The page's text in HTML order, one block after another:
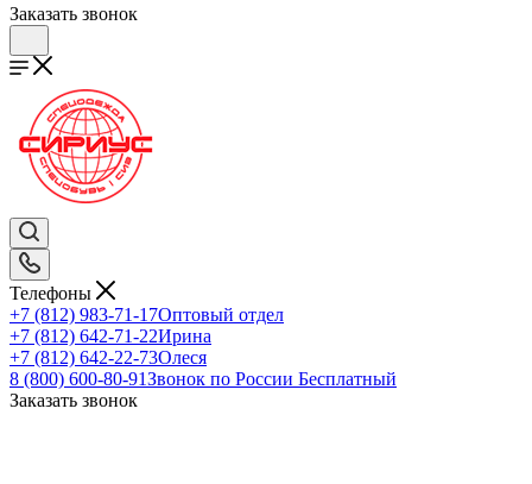
Заказать звонок
Телефоны
+7 (812) 983-71-17Оптовый отдел
+7 (812) 642-71-22Ирина
+7 (812) 642-22-73Олеся
8 (800) 600-80-91Звонок по России Бесплатный
Заказать звонок